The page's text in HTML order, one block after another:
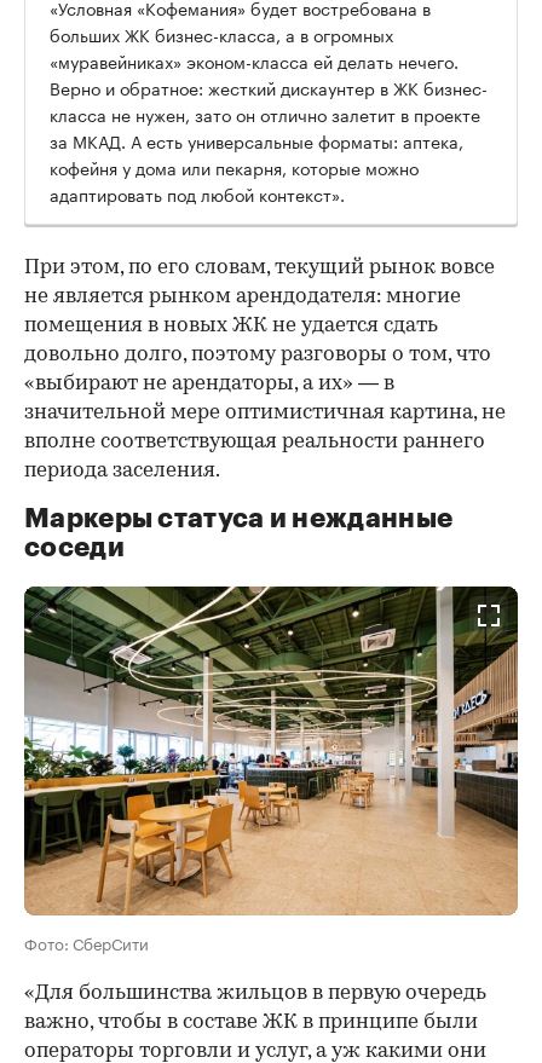
«Условная «Кофемания» будет востребована в
больших ЖК бизнес-класса, а в огромных
«муравейниках» эконом-класса ей делать нечего.
Верно и обратное: жесткий дискаунтер в ЖК бизнес-
класса не нужен, зато он отлично залетит в проекте
за МКАД. А есть универсальные форматы: аптека,
кофейня у дома или пекарня, которые можно
адаптировать под любой контекст».
При этом, по его словам, текущий рынок вовсе
не является рынком арендодателя: многие
помещения в новых ЖК не удается сдать
довольно долго, поэтому разговоры о том, что
«выбирают не арендаторы, а их» — в
значительной мере оптимистичная картина, не
вполне соответствующая реальности раннего
периода заселения.
Маркеры статуса и нежданные
соседи
Фото: СберСити
«Для большинства жильцов в первую очередь
важно, чтобы в составе ЖК в принципе были
операторы торговли и услуг, а уж какими они